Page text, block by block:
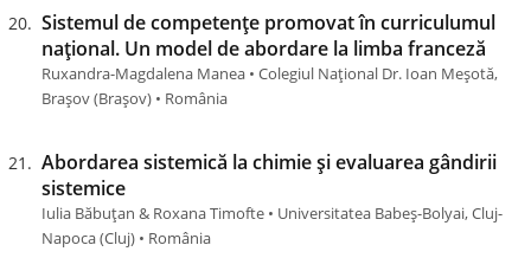
Sistemul de competențe promovat în curriculumul
național. Un model de abordare la limba franceză
Ruxandra-Magdalena Manea • Colegiul Național Dr. Ioan Meșotă,
Brașov (Brașov) • România
Abordarea sistemică la chimie și evaluarea gândirii
sistemice
Iulia Băbuțan & Roxana Timofte • Universitatea Babeș-Bolyai, Cluj-
Napoca (Cluj) • România